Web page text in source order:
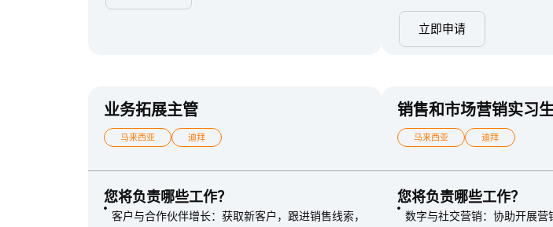
立即申请
业务拓展主管
马来西亚 迪拜
您将负责哪些工作？
客户与合作伙伴增长：获取新客户，跟进销售线索，
销售和市场营销实习
马来西亚 迪拜
您将负责哪些工作？
数字与社交营销：协助开展